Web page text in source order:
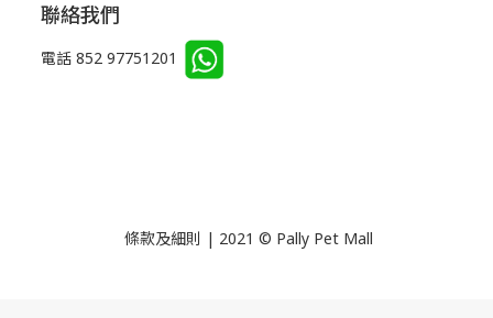
聯絡我們
電話 852 97751201
條款及細則 | 2021 © Pally Pet Mall